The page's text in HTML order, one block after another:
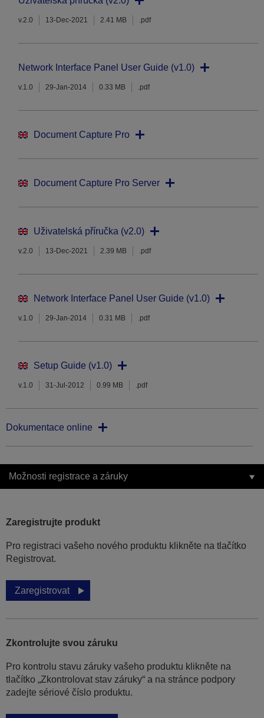
v.2.0 13-Dec-2021 2.41 MB .pdf
Network Interface Panel User Guide (v1.0)
v.1.0 29-Jan-2014 0.33 MB .pdf
Document Capture Pro
Document Capture Pro Server
Uživatelská příručka (v2.0)
v.2.0 13-Dec-2021 2.39 MB .pdf
Network Interface Panel User Guide (v1.0)
v.1.0 29-Jan-2014 0.31 MB .pdf
Setup Guide (v1.0)
v.1.0 31-Jul-2012 0.99 MB .pdf
Dokumentace online
Možnosti registrace a záruky
Zaregistrujte produkt
Pro registraci vašeho nového produktu klikněte na tlačítko
Registrovat.
Zaregistrovat
Zkontrolujte svou záruku
Pro kontrolu stavu záruky vašeho produktu klikněte na
tlačítko „Zkontrolovat stav záruky“ a na stránce podpory
zadejte sériové číslo produktu.